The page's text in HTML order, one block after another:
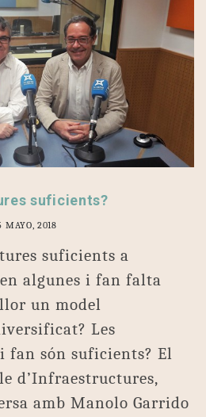
suficients?
MAYO, 2018
suficients a
algunes i fan falta
un model
Les
fan són suficients? El
d’Infraestructures,
amb Manolo Garrido